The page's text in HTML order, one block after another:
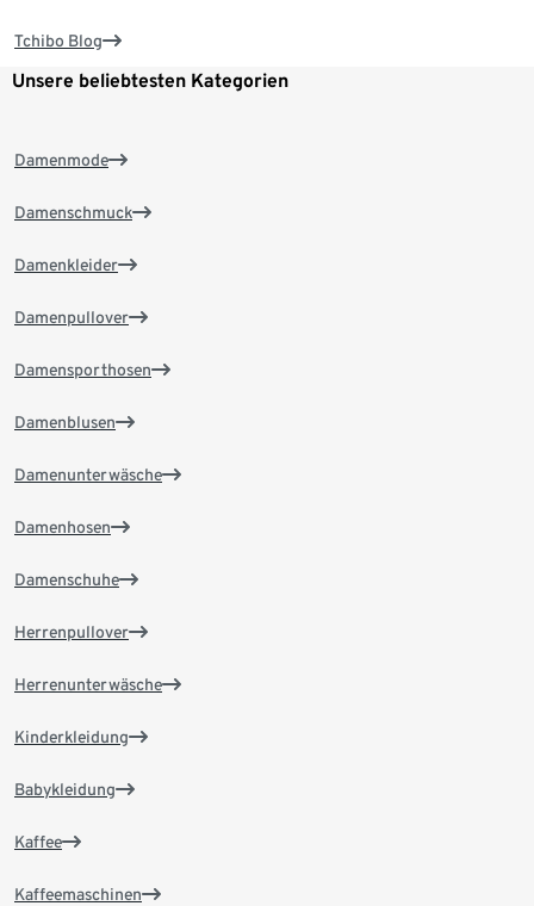
Tchibo Blog
Unsere beliebtesten Kategorien
Damenmode
Damenschmuck
Damenkleider
Damenpullover
Damensporthosen
Damenblusen
Damenunterwäsche
Damenhosen
Damenschuhe
Herrenpullover
Herrenunterwäsche
Kinderkleidung
Babykleidung
Kaffee
Kaffeemaschinen